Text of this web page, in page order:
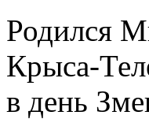
Родился
Крыса-
в день